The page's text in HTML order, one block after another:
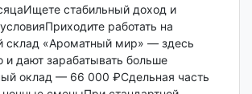
стабильный доход и
работать на
склад «Ароматный мир» — здесь
и дают зарабатывать больше
оклад — 66 000 ₽Сдельная часть